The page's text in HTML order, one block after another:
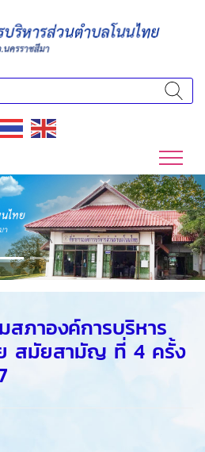
Next
สภาองค์การบริหาร
สมัยสามัญ ที่ 4 ครั้ง